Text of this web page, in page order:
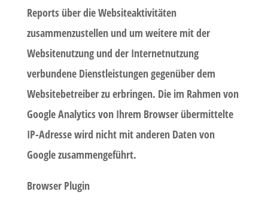
Reports über die Websiteaktivitäten
zusammenzustellen und um weitere mit der
Websitenutzung und der Internetnutzung
verbundene Dienstleistungen gegenüber dem
Websitebetreiber zu erbringen. Die im Rahmen von
Google Analytics von Ihrem Browser übermittelte
IP-Adresse wird nicht mit anderen Daten von
Google zusammengeführt.
Browser Plugin